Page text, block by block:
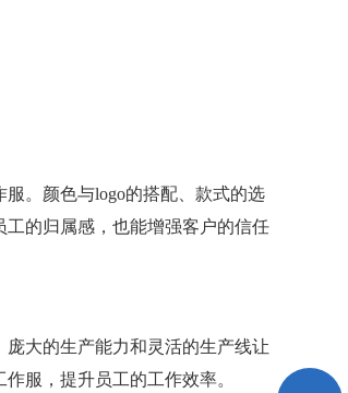
。颜色与logo的搭配、款式的选
的归属感，也能增强客户的信任
大的生产能力和灵活的生产线让
服，提升员工的工作效率。